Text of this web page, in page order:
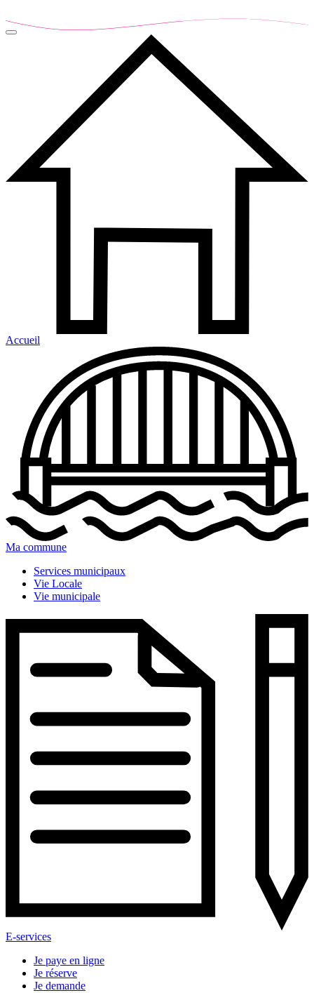
Accueil
Ma commune
Services municipaux
Vie Locale
Vie municipale
E-services
Je paye en ligne
Je réserve
Je demande